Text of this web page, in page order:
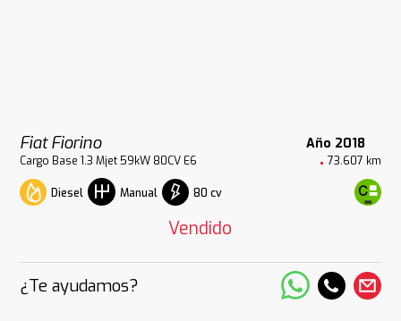
Fiat Fiorino Año 2018
Cargo Base 1.3 Mjet 59kW 80CV E6 73.607 km
Diesel Manual 80 cv
Vendido
¿Te ayudamos?